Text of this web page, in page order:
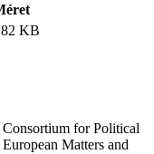
KB
Consortium for Political
Matters and